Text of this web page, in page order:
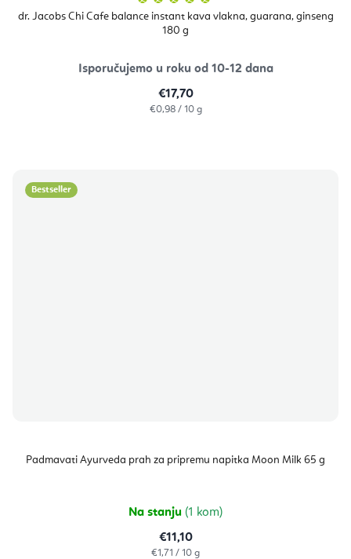
dr. Jacobs Chi Cafe balance instant kava vlakna, guarana, ginseng
180 g
proizvoda
je
zvjezdica.
Isporučujemo u roku od 10-12 dana
€17,70
Izračunaj
€0,98 / 10 g
Bestseller
Padmavati Ayurveda prah za pripremu napitka Moon Milk 65 g
Na stanju (1 kom)
€11,10
Izračunaj
€1,71 / 10 g